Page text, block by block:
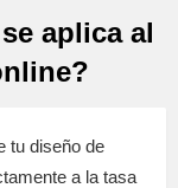
aplica al
tu diseño de
a la tasa